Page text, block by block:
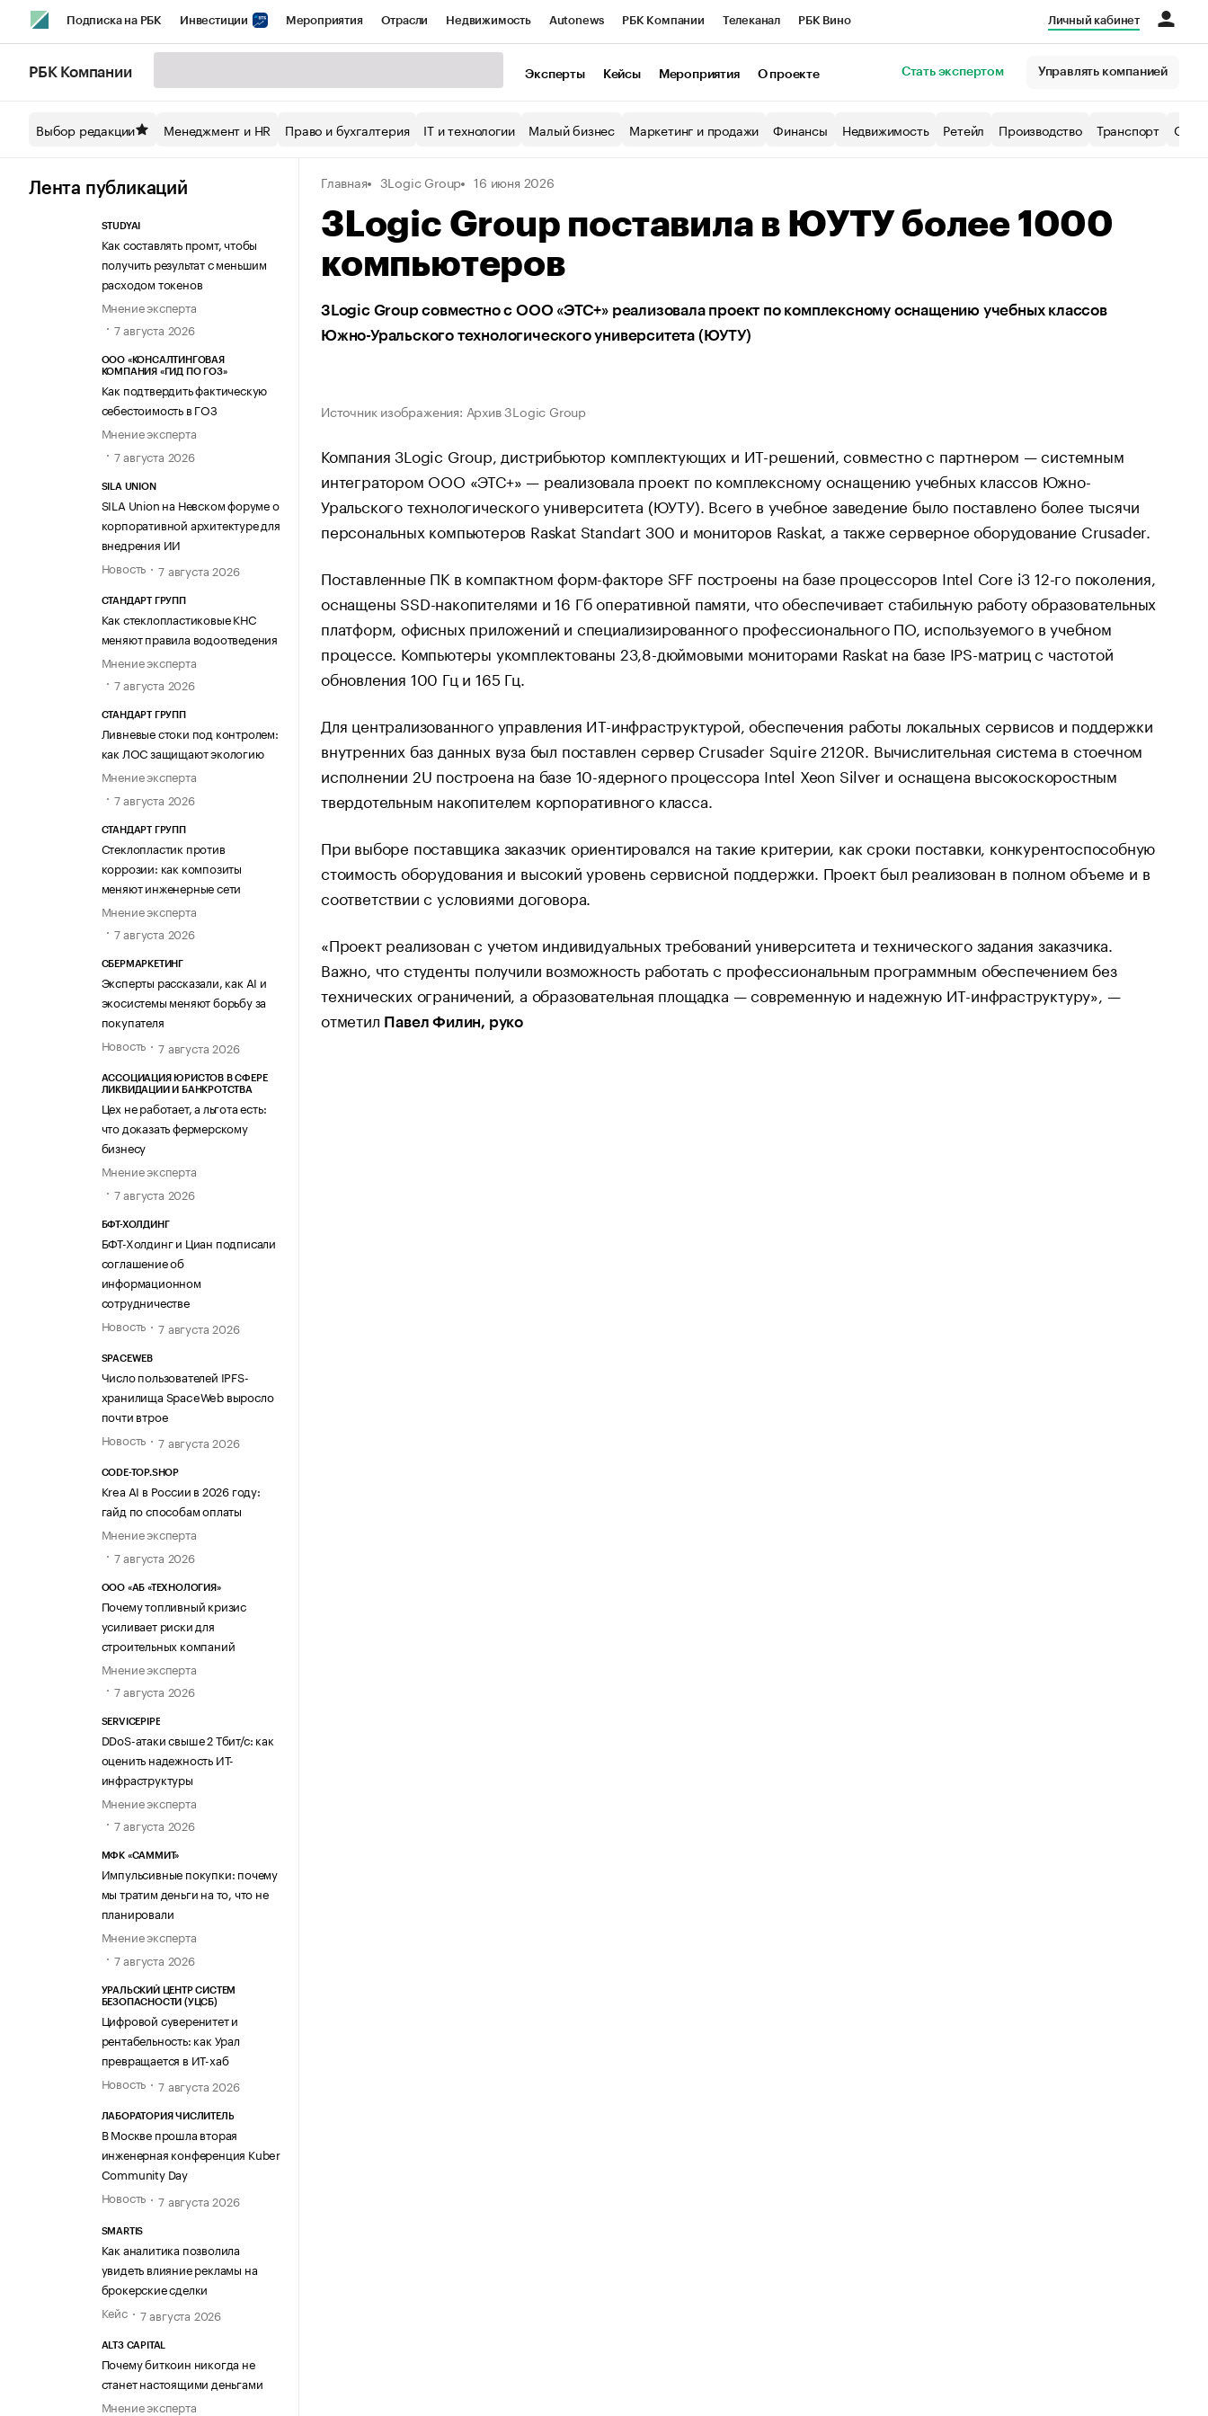
Подписка на РБК Инвестиции Мероприятия Отрасли Недвижимость Autonews РБК Компании Телеканал РБК Вино
Спецпроекты СПб Конференции СПб Спецпроекты Экономика Бизнес
Технологии и медиа Рынок наличной валюты
Личный кабинет
РБК Компании Эксперты Кейсы Мероприятия О проекте Стать экспертом Управлять компанией
Выбор редакции Менеджмент и HR Право и бухгалтерия IT и технологии Малый бизнес Маркетинг и продажи Финансы Недвижимость Ретейл Производство Транспорт
Лента публикаций
STUDYAI
Как составлять промт, чтобы
получить результат с меньшим
расходом токенов
Мнение эксперта
7 августа 2026
ООО «КОНСАЛТИНГОВАЯ
КОМПАНИЯ «ГИД ПО ГОЗ»
Как подтвердить фактическую
себестоимость в ГОЗ
Мнение эксперта
7 августа 2026
SILA UNION
SILA Union на Невском форуме о
корпоративной архитектуре для
внедрения ИИ
Новость
7 августа 2026
СТАНДАРТ ГРУПП
Как стеклопластиковые КНС
меняют правила водоотведения
Мнение эксперта
7 августа 2026
СТАНДАРТ ГРУПП
Ливневые стоки под контролем:
как ЛОС защищают экологию
Мнение эксперта
7 августа 2026
СТАНДАРТ ГРУПП
Стеклопластик против
коррозии: как композиты
меняют инженерные сети
Мнение эксперта
7 августа 2026
СБЕРМАРКЕТИНГ
Эксперты рассказали, как AI и
экосистемы меняют борьбу за
покупателя
Новость
7 августа 2026
АССОЦИАЦИЯ ЮРИСТОВ В СФЕРЕ
ЛИКВИДАЦИИ И БАНКРОТСТВА
Цех не работает, а льгота есть:
что доказать фермерскому
бизнесу
Мнение эксперта
7 августа 2026
БФТ-ХОЛДИНГ
БФТ-Холдинг и Циан подписали
соглашение об
информационном
сотрудничестве
Новость
7 августа 2026
SPACEWEB
Число пользователей IPFS-
хранилища SpaceWeb выросло
почти втрое
Новость
7 августа 2026
CODE-TOP.SHOP
Krea AI в России в 2026 году:
гайд по способам оплаты
Мнение эксперта
7 августа 2026
ООО «АБ «ТЕХНОЛОГИЯ»
Почему топливный кризис
усиливает риски для
строительных компаний
Мнение эксперта
7 августа 2026
SERVICEPIPE
DDoS-атаки свыше 2 Тбит/с: как
оценить надежность ИТ-
инфраструктуры
Мнение эксперта
7 августа 2026
МФК «САММИТ»
Импульсивные покупки: почему
мы тратим деньги на то, что не
планировали
Мнение эксперта
7 августа 2026
УРАЛЬСКИЙ ЦЕНТР СИСТЕМ
БЕЗОПАСНОСТИ (УЦСБ)
Цифровой суверенитет и
рентабельность: как Урал
превращается в ИТ-хаб
Новость
7 августа 2026
ЛАБОРАТОРИЯ ЧИСЛИТЕЛЬ
В Москве прошла вторая
инженерная конференция Kuber
Community Day
Новость
7 августа 2026
SMARTIS
Как аналитика позволила
увидеть влияние рекламы на
брокерские сделки
Кейс
7 августа 2026
ALT3 CAPITAL
Почему биткоин никогда не
станет настоящими деньгами
Мнение эксперта
Главная 3Logic Group 16 июня 2026
3Logic Group поставила в ЮУТУ более 1000
компьютеров
3Logic Group совместно с ООО «ЭТС+» реализовала проект по комплексному оснащению учебных классов
Южно-Уральского технологического университета (ЮУТУ)
Источник изображения: Архив 3Logic Group
Компания 3Logic Group, дистрибьютор комплектующих и ИТ-решений, совместно с партнером — системным
интегратором ООО «ЭТС+» — реализовала проект по комплексному оснащению учебных классов Южно-
Уральского технологического университета (ЮУТУ). Всего в учебное заведение было поставлено более тысячи
персональных компьютеров Raskat Standart 300 и мониторов Raskat, а также серверное оборудование Crusader.
Поставленные ПК в компактном форм-факторе SFF построены на базе процессоров Intel Core i3 12-го поколения,
оснащены SSD-накопителями и 16 Гб оперативной памяти, что обеспечивает стабильную работу образовательных
платформ, офисных приложений и специализированного профессионального ПО, используемого в учебном
процессе. Компьютеры укомплектованы 23,8-дюймовыми мониторами Raskat на базе IPS-матриц с частотой
обновления 100 Гц и 165 Гц.
Для централизованного управления ИТ-инфраструктурой, обеспечения работы локальных сервисов и поддержки
внутренних баз данных вуза был поставлен сервер Crusader Squire 2120R. Вычислительная система в стоечном
исполнении 2U построена на базе 10-ядерного процессора Intel Xeon Silver и оснащена высокоскоростным
твердотельным накопителем корпоративного класса.
При выборе поставщика заказчик ориентировался на такие критерии, как сроки поставки, конкурентоспособную
стоимость оборудования и высокий уровень сервисной поддержки. Проект был реализован в полном объеме и в
соответствии с условиями договора.
«Проект реализован с учетом индивидуальных требований университета и технического задания заказчика.
Важно, что студенты получили возможность работать с профессиональным программным обеспечением без
технических ограничений, а образовательная площадка — современную и надежную ИТ-инфраструктуру», —
отметил Павел Филин, руко